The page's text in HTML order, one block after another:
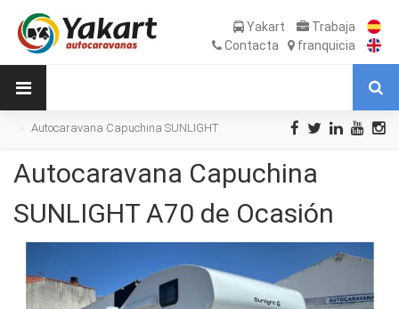
Yakart
Trabaja
Contacta
franquicia
Autocaravana Capuchina SUNLIGHT
Autocaravana Capuchina
SUNLIGHT A70 de Ocasión